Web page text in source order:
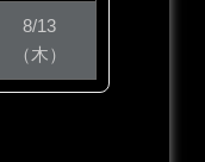
8/13
（木）